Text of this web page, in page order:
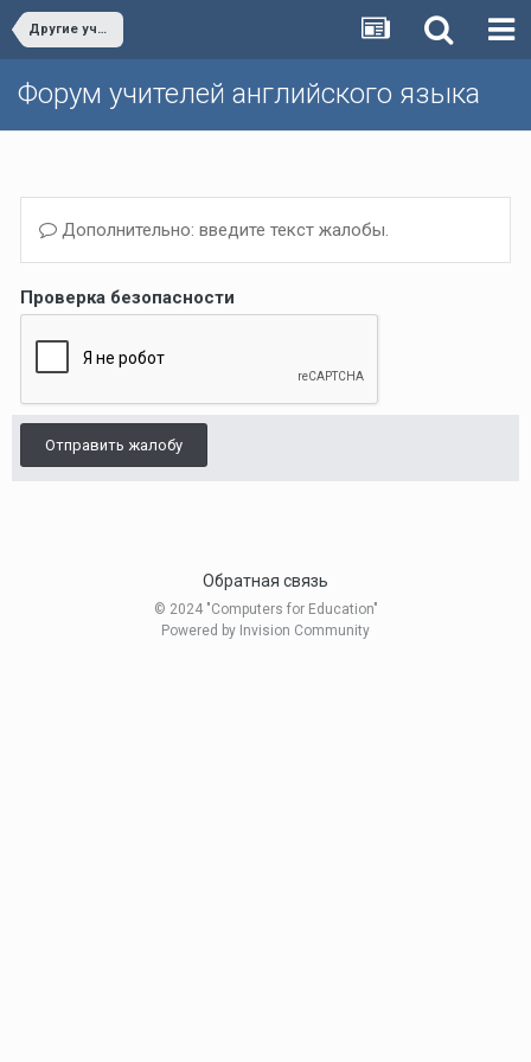
Другие учебники/Other textbooks
Форум учителей английского языка
Дополнительно: введите текст жалобы.
Проверка безопасности
Отправить жалобу
Обратная связь
© 2024 "Computers for Education"
Powered by Invision Community